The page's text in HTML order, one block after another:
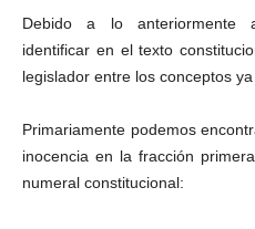
Debido a lo anteriormente
identificar en el texto
legislador entre los conceptos ya
Primariamente podemos
inocencia en la fracción
numeral constitucional: